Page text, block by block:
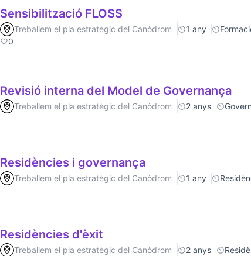
Sensibilització FLOSS
Treballem el pla estratègic del Canòdrom 1 any
0
Revisió interna del Model de Governança
Treballem el pla estratègic del Canòdrom 2 anys
Residències i governança
Treballem el pla estratègic del Canòdrom 1 any
Residències d'èxit
Treballem el pla estratègic del Canòdrom 2 anys